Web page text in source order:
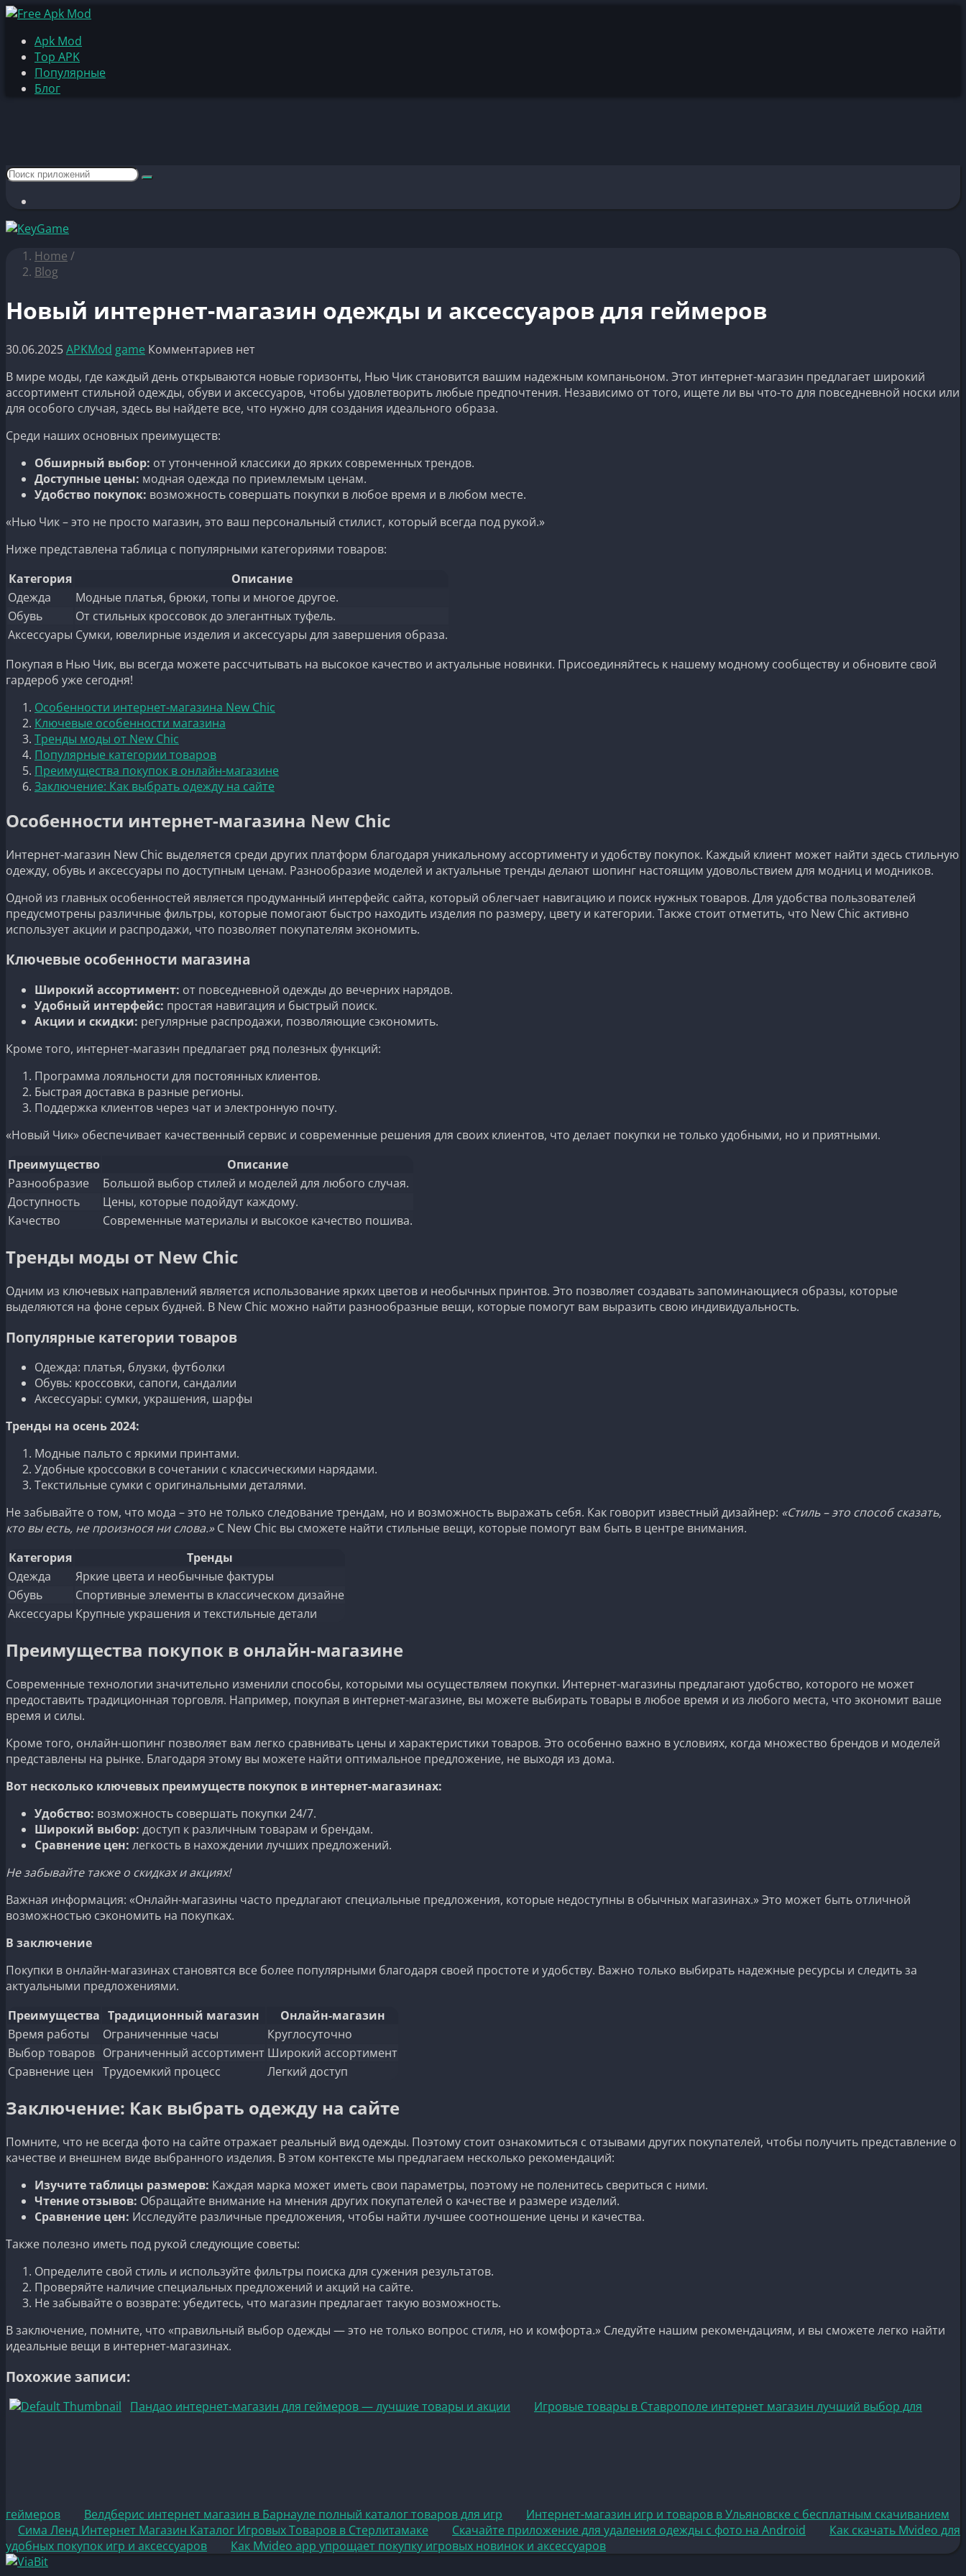
Apk Mod
Top APK
Популярные
Блог
Home /
Blog
Новый интернет-магазин одежды и аксессуаров для геймеров
30.06.2025APKMod game Комментариев нет
В мире моды, где каждый день открываются новые горизонты, Нью Чик становится вашим надежным компаньоном. Этот интернет-магазин предлагает широкий
ассортимент стильной одежды, обуви и аксессуаров, чтобы удовлетворить любые предпочтения. Независимо от того, ищете ли вы что-то для повседневной носки или
для особого случая, здесь вы найдете все, что нужно для создания идеального образа.
Среди наших основных преимуществ:
Обширный выбор: от утонченной классики до ярких современных трендов.
Доступные цены: модная одежда по приемлемым ценам.
Удобство покупок: возможность совершать покупки в любое время и в любом месте.
«Нью Чик – это не просто магазин, это ваш персональный стилист, который всегда под рукой.»
Ниже представлена таблица с популярными категориями товаров:
Категория
Описание
Одежда
Модные платья, брюки, топы и многое другое.
Обувь
От стильных кроссовок до элегантных туфель.
Аксессуары Сумки, ювелирные изделия и аксессуары для завершения образа.
Покупая в Нью Чик, вы всегда можете рассчитывать на высокое качество и актуальные новинки. Присоединяйтесь к нашему модному сообществу и обновите свой
гардероб уже сегодня!
Особенности интернет-магазина New Chic
Ключевые особенности магазина
Тренды моды от New Chic
Популярные категории товаров
Преимущества покупок в онлайн-магазине
Заключение: Как выбрать одежду на сайте
Особенности интернет-магазина New Chic
Интернет-магазин New Chic выделяется среди других платформ благодаря уникальному ассортименту и удобству покупок. Каждый клиент может найти здесь стильную
одежду, обувь и аксессуары по доступным ценам. Разнообразие моделей и актуальные тренды делают шопинг настоящим удовольствием для модниц и модников.
Одной из главных особенностей является продуманный интерфейс сайта, который облегчает навигацию и поиск нужных товаров. Для удобства пользователей
предусмотрены различные фильтры, которые помогают быстро находить изделия по размеру, цвету и категории. Также стоит отметить, что New Chic активно
использует акции и распродажи, что позволяет покупателям экономить.
Ключевые особенности магазина
Широкий ассортимент: от повседневной одежды до вечерних нарядов.
Удобный интерфейс: простая навигация и быстрый поиск.
Акции и скидки: регулярные распродажи, позволяющие сэкономить.
Кроме того, интернет-магазин предлагает ряд полезных функций:
Программа лояльности для постоянных клиентов.
Быстрая доставка в разные регионы.
Поддержка клиентов через чат и электронную почту.
«Новый Чик» обеспечивает качественный сервис и современные решения для своих клиентов, что делает покупки не только удобными, но и приятными.
Преимущество
Описание
Разнообразие
Большой выбор стилей и моделей для любого случая.
Доступность
Цены, которые подойдут каждому.
Качество
Современные материалы и высокое качество пошива.
Тренды моды от New Chic
Одним из ключевых направлений является использование ярких цветов и необычных принтов. Это позволяет создавать запоминающиеся образы, которые
выделяются на фоне серых будней. В New Chic можно найти разнообразные вещи, которые помогут вам выразить свою индивидуальность.
Популярные категории товаров
Одежда: платья, блузки, футболки
Обувь: кроссовки, сапоги, сандалии
Аксессуары: сумки, украшения, шарфы
Тренды на осень 2024:
Модные пальто с яркими принтами.
Удобные кроссовки в сочетании с классическими нарядами.
Текстильные сумки с оригинальными деталями.
Не забывайте о том, что мода – это не только следование трендам, но и возможность выражать себя. Как говорит известный дизайнер: «Стиль – это способ сказать,
кто вы есть, не произнося ни слова.»С New Chic вы сможете найти стильные вещи, которые помогут вам быть в центре внимания.
Категория
Тренды
Одежда
Яркие цвета и необычные фактуры
Обувь
Спортивные элементы в классическом дизайне
Аксессуары Крупные украшения и текстильные детали
Преимущества покупок в онлайн-магазине
Современные технологии значительно изменили способы, которыми мы осуществляем покупки. Интернет-магазины предлагают удобство, которого не может
предоставить традиционная торговля. Например, покупая в интернет-магазине, вы можете выбирать товары в любое время и из любого места, что экономит ваше
время и силы.
Кроме того, онлайн-шопинг позволяет вам легко сравнивать цены и характеристики товаров. Это особенно важно в условиях, когда множество брендов и моделей
представлены на рынке. Благодаря этому вы можете найти оптимальное предложение, не выходя из дома.
Вот несколько ключевых преимуществ покупок в интернет-магазинах:
Удобство: возможность совершать покупки 24/7.
Широкий выбор: доступ к различным товарам и брендам.
Сравнение цен: легкость в нахождении лучших предложений.
Не забывайте также о скидках и акциях!
Важная информация: «Онлайн-магазины часто предлагают специальные предложения, которые недоступны в обычных магазинах.» Это может быть отличной
возможностью сэкономить на покупках.
В заключение
Покупки в онлайн-магазинах становятся все более популярными благодаря своей простоте и удобству. Важно только выбирать надежные ресурсы и следить за
актуальными предложениями.
Преимущества Традиционный магазин
Онлайн-магазин
Время работы
Ограниченные часы
Круглосуточно
Выбор товаров Ограниченный ассортимент Широкий ассортимент
Сравнение цен
Трудоемкий процесс Легкий доступ
Заключение: Как выбрать одежду на сайте
Помните, что не всегда фото на сайте отражает реальный вид одежды. Поэтому стоит ознакомиться с отзывами других покупателей, чтобы получить представление о
качестве и внешнем виде выбранного изделия. В этом контексте мы предлагаем несколько рекомендаций:
Изучите таблицы размеров: Каждая марка может иметь свои параметры, поэтому не поленитесь свериться с ними.
Чтение отзывов: Обращайте внимание на мнения других покупателей о качестве и размере изделий.
Сравнение цен: Исследуйте различные предложения, чтобы найти лучшее соотношение цены и качества.
Также полезно иметь под рукой следующие советы:
Определите свой стиль и используйте фильтры поиска для сужения результатов.
Проверяйте наличие специальных предложений и акций на сайте.
Не забывайте о возврате: убедитесь, что магазин предлагает такую возможность.
В заключение, помните, что «правильный выбор одежды — это не только вопрос стиля, но и комфорта.» Следуйте нашим рекомендациям, и вы сможете легко найти
идеальные вещи в интернет-магазинах.
Похожие записи:
Пандао интернет-магазин для геймеров — лучшие товары и акции Игровые товары в Ставрополе интернет магазин лучший выбор для
геймеров Велдберис интернет магазин в Барнауле полный каталог товаров для игр
Интернет-магазин игр и товаров в Ульяновске с бесплатным скачиванием
Сима Ленд Интернет Магазин Каталог Игровых Товаров в Стерлитамаке
Скачайте приложение для удаления одежды с фото на Android
Как скачать Mvideo для
удобных покупок игр и аксессуаров
Как Mvideo app упрощает покупку игровых новинок и аксессуаров